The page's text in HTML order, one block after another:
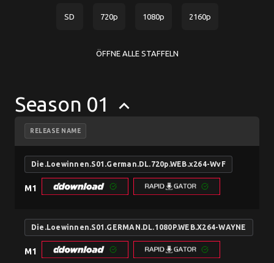
SD 720p 1080p 2160p
ÖFFNE ALLE STAFFELN
Season 01 keyboard_arrow_up
RELEASE NAME
Die.Loewinnen.S01.German.DL.720p.WEB.x264-WvF
M1
Die.Loewinnen.S01.GERMAN.DL.1080P.WEB.X264-WAYNE
M1